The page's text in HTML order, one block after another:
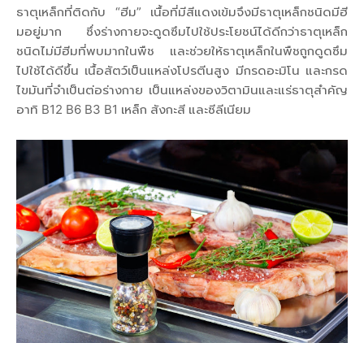
ธาตุเหล็กที่ติดกับ “ฮีม” เนื้อที่มีสีแดงเข้มจึงมีธาตุเหล็กชนิดมีฮี
มอยู่มาก ซึ่งร่างกายจะดูดซึมไปใช้ประโยชน์ได้ดีกว่าธาตุเหล็ก
ชนิดไม่มีฮีมที่พบมากในพืช และช่วยให้ธาตุเหล็กในพืชถูกดูดซึม
ไปใช้ได้ดีขึ้น เนื้อสัตว์เป็นแหล่งโปรตีนสูง มีกรดอะมิโน และกรด
ไขมันที่จำเป็นต่อร่างกาย เป็นแหล่งของวิตามินและแร่ธาตุสำคัญ
อาทิ B12 B6 B3 B1 เหล็ก สังกะสี และซีลีเนียม